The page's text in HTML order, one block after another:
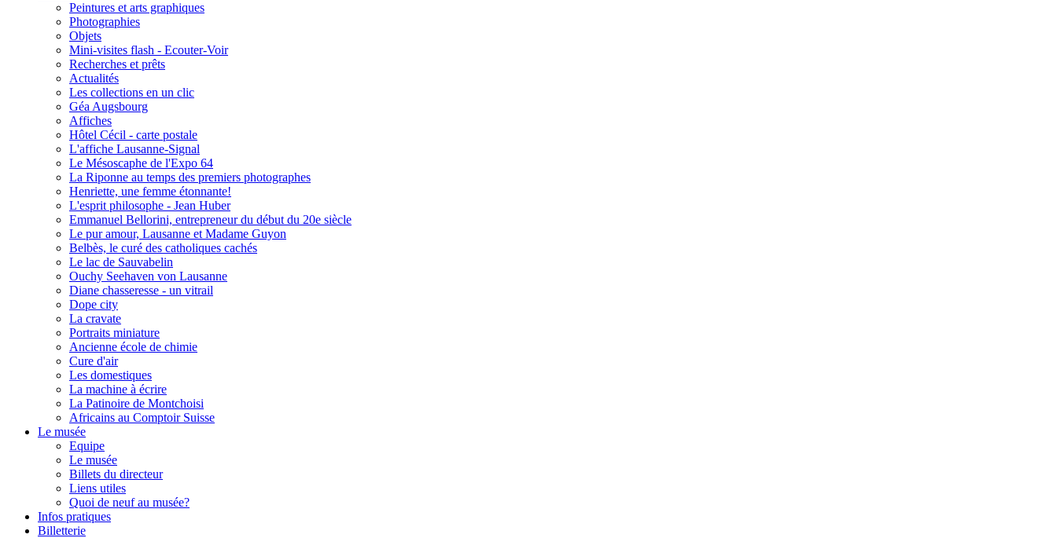
Peintures et arts graphiques
Photographies
Objets
Mini-visites flash - Ecouter-Voir
Recherches et prêts
Actualités
Les collections en un clic
Géa Augsbourg
Affiches
Hôtel Cécil - carte postale
L'affiche Lausanne-Signal
Le Mésoscaphe de l'Expo 64
La Riponne au temps des premiers photographes
Henriette, une femme étonnante!
L'esprit philosophe - Jean Huber
Emmanuel Bellorini, entrepreneur du début du 20e siècle
Le pur amour, Lausanne et Madame Guyon
Belbès, le curé des catholiques cachés
Le lac de Sauvabelin
Ouchy Seehaven von Lausanne
Diane chasseresse - un vitrail
Dope city
La cravate
Portraits miniature
Ancienne école de chimie
Cure d'air
Les domestiques
La machine à écrire
La Patinoire de Montchoisi
Africains au Comptoir Suisse
Le musée
Equipe
Le musée
Billets du directeur
Liens utiles
Quoi de neuf au musée?
Infos pratiques
Billetterie